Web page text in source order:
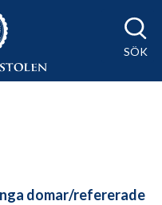
SÖK
domar/refererade